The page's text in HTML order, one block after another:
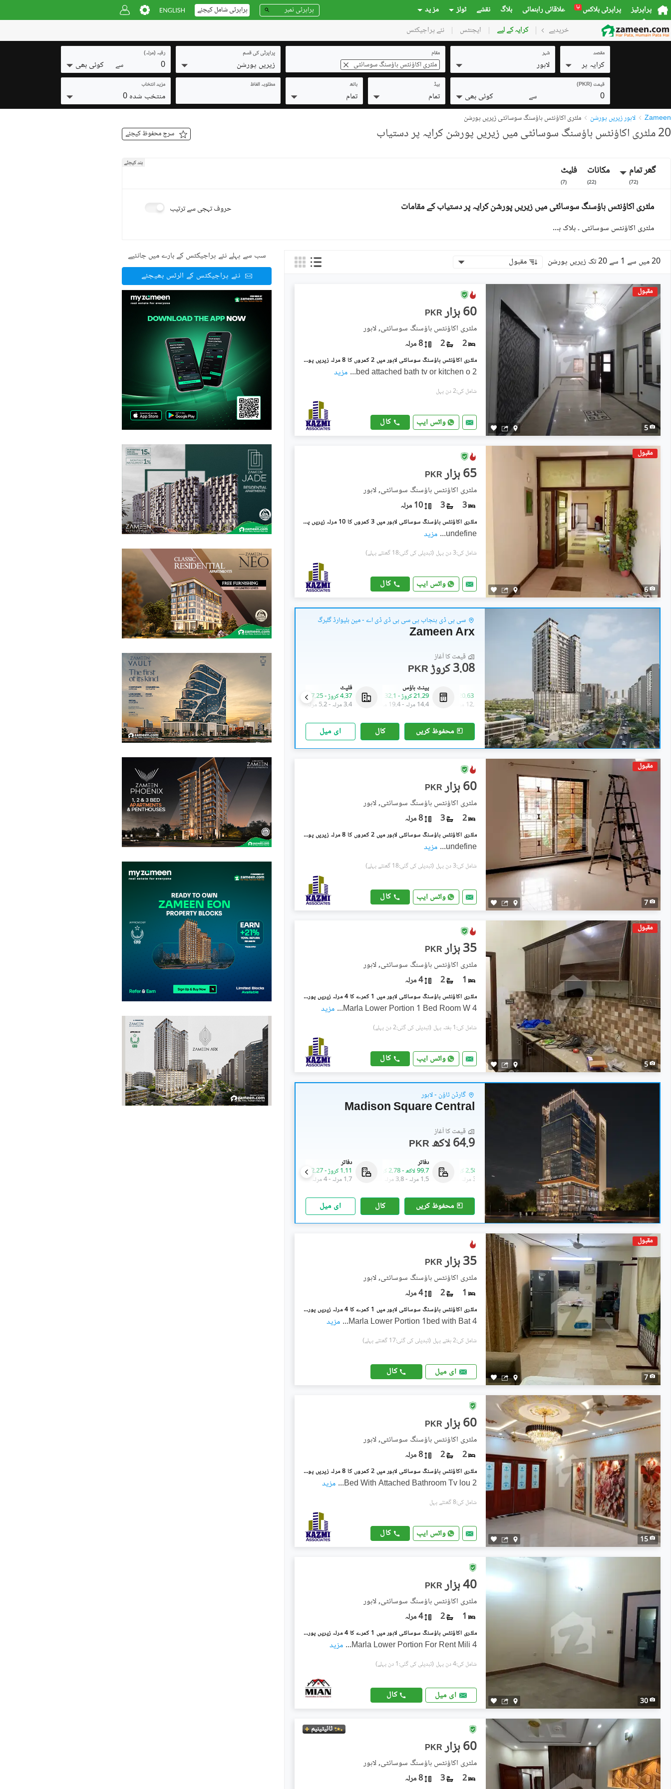
پراپرٹیز پراپرٹی بلاکس نیا علاقائی راہنمائی بلاگ نقشے ٹولز مز ید پراپرٹی شامل کیجئے
خریدیے گھر پلاٹس کمرشل کرایہ کے لیے ایجنٹس نئے پراجیکٹس
مقصد
کرایہ پر
شہر
لاہور
مقام
ملٹری اکاؤنٹس ہاؤسنگ سوسائٹی
پراپرٹی کی قسم
زیریں پورشن
رقبہ (مرلہ)
0 سے کوئی بھی
قیمت (PKR)
0 سے کوئی بھی
بیڈ
تمام
باتھ
تمام
مطلوبہ الفاظ مزید انتخاب
منتخب شدہ 0
Zameen لاہور زیریں پورشن ملٹری اکاؤنٹس ہاؤسنگ سوسائٹی زیریں پورشن
20 ملٹری اکاؤنٹس ہاؤسنگ سوسائٹی میں زیریں پورشن کرایہ پر دستیاب سرچ محفوظ کیجئے
گھر تمام
(
72
)
مکانات
(
22
)
فلیٹ
(
7
)
بند کیجئے
ملٹری اکاؤنٹس ہاؤسنگ سوسائٹی میں زیریں پورشن کرایہ پر دستیاب کے مقامات حروف تہجی سے ترتیب
ملٹری اکاؤنٹس سوسائٹی ۔ بلاک بی
20 میں سے 1 سے 20 تک زیریں پورشن مقبول
مقبول
5
PKR 60 ہزار
ملٹری اکاؤنٹس ہاؤسنگ سوسائٹی, لاہور
2
2 8 مرلہ
ملٹری اکاؤنٹس ہاؤسنگ سوسائٹی لاہور میں 2 کمروں کا 8 مرلہ زیریں پورشن 60.0 ہزار میں کرایہ پر دستیاب ہے۔
2 bed attached bath tv or kitchen o
... مزید
شامل کی:2 دن پہل
واٹس ایپ کال
مقبول
6
PKR 65 ہزار
ملٹری اکاؤنٹس ہاؤسنگ سوسائٹی, لاہور
3
3 10 مرلہ
ملٹری اکاؤنٹس ہاؤسنگ سوسائٹی لاہور میں 3 کمروں کا 10 مرلہ زیریں پورشن 65.0 ہزار میں کرایہ پر دستیاب ہے۔
undefine
... مزید
شامل کی:3 دن پہل (تبدیلی کی گئی:18 گھنٹے پہلے)
واٹس ایپ کال
سی بی ڈی پنجاب پی سی بی ڈی ڈی اے - مین بلیوارڈ گلبرگ
Zameen Arx
قیمت کا آغاز
PKR 3.08 کروڑ
پینٹ ہاؤس
21.29 کروڑ
-32.1 کروڑ
14.4 مرلہ
پینٹ ہاؤس
15.02 کروڑ
20.63 کروڑ
11.6 مرلہ
-12.5 مرلہ
فلیٹ
4.37 کروڑ
-7.25 کروڑ
3.4 مرلہ
-5.2 مرلہ
پینٹ ہاؤس
21.29 کروڑ
- 32.1 کروڑ
14.4 مرلہ
-19.4 مرلہ
15.02 کروڑ
20.63 کروڑ
11.6 مرلہ
12.5 مرلہ
محفوظ کریں کال ای میل
مقبول
7
PKR 60 ہزار
ملٹری اکاؤنٹس ہاؤسنگ سوسائٹی, لاہور
2
3 8 مرلہ
ملٹری اکاؤنٹس ہاؤسنگ سوسائٹی لاہور میں 2 کمروں کا 8 مرلہ زیریں پورشن 60.0 ہزار میں کرایہ پر دستیاب ہے۔
undefine
... مزید
شامل کی:3 دن پہل (تبدیلی کی گئی:18 گھنٹے پہلے)
واٹس ایپ کال
مقبول
5
PKR 35 ہزار
ملٹری اکاؤنٹس ہاؤسنگ سوسائٹی, لاہور
1
2 4 مرلہ
ملٹری اکاؤنٹس ہاؤسنگ سوسائٹی لاہور میں 1 کمرے کا 4 مرلہ زیریں پورشن 35.0 ہزار میں کرایہ پر دستیاب ہے۔
4 Marla Lower Portion 1 Bed Room W
... مزید
شامل کی:1 ہفتہ پہل (تبدیلی کی گئی:2 دن پہلے)
واٹس ایپ کال
گارڈن ٹاؤن - لاہور
Madison Square Central
قیمت کا آغاز
PKR 64.9 لاکھ
دفاتر
1.11 کروڑ
-2.27 کروڑ
1.7 مرلہ
-4 مرلہ
دفاتر
99.7 لاکھ
-2.78 کروڑ
1.5 مرلہ
-3.8 مرلہ
2.58 کروڑ
3.1 مرلہ
محفوظ کریں کال ای میل
مقبول
7
PKR 35 ہزار
ملٹری اکاؤنٹس ہاؤسنگ سوسائٹی, لاہور
1
2 4 مرلہ
ملٹری اکاؤنٹس ہاؤسنگ سوسائٹی لاہور میں 1 کمرے کا 4 مرلہ زیریں پورشن 35.0 ہزار میں کرایہ پر دستیاب ہے۔
4 Marla Lower Portion 1bed with Bat
... مزید
شامل کی:2 ہفتے پہل (تبدیلی کی گئی:17 گھنٹے پہلے)
ای میل کال
15
PKR 60 ہزار
ملٹری اکاؤنٹس ہاؤسنگ سوسائٹی, لاہور
2
2 8 مرلہ
ملٹری اکاؤنٹس ہاؤسنگ سوسائٹی لاہور میں 2 کمروں کا 8 مرلہ زیریں پورشن 60.0 ہزار میں کرایہ پر دستیاب ہے۔
2 Bed With Attached Bathroom Tv lou
... مزید
شامل کی:8 گھنٹے پہل
واٹس ایپ کال
30
PKR 40 ہزار
ملٹری اکاؤنٹس ہاؤسنگ سوسائٹی, لاہور
1
2 4 مرلہ
ملٹری اکاؤنٹس ہاؤسنگ سوسائٹی لاہور میں 1 کمرے کا 4 مرلہ زیریں پورشن 40.0 ہزار میں کرایہ پر دستیاب ہے۔
4 Marla Lower Portion For Rent Mili
... مزید
شامل کی:4 دن پہل (تبدیلی کی گئی:1 دن پہلے)
ای میل کال
ٹائیٹینیم
PKR 60 ہزار
ملٹری اکاؤنٹس ہاؤسنگ سوسائٹی, لاہور
2
3 8 مرلہ
سب سے پہلے نئے پراجیکٹس کے بارے میں جانئیے
نئے پراجیکٹس کے الرٹس بھیجئے